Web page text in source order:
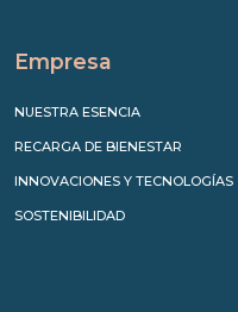
Empresa
NUESTRA ESENCIA
RECARGA DE BIENESTAR
INNOVACIONES Y TECNOLOGÍAS
SOSTENIBILIDAD